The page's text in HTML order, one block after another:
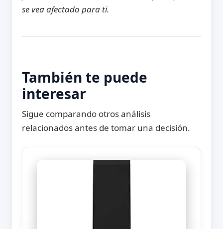
se vea afectado para ti.
También te puede
interesar
Sigue comparando otros análisis
relacionados antes de tomar una decisión.